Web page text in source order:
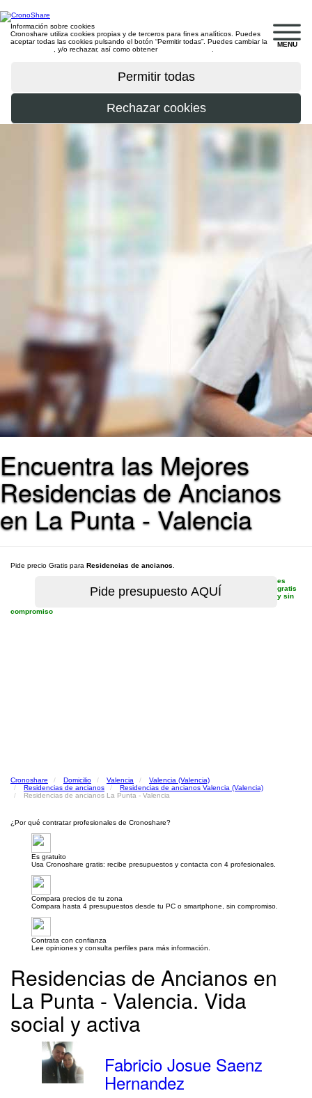
MENU
Información sobre cookies
Cronoshare utiliza cookies propias y de terceros para fines analíticos. Puedes
aceptar todas las cookies pulsando el botón “Permitir todas”. Puedes cambiar la
, y/o rechazar, así como obtener
Encuentra las Mejores
Residencias de Ancianos
en La Punta - Valencia
Pide precio Gratis para Residencias de ancianos
es
gratis
y sin
compromiso
Cronoshare Domicilio Valencia
Valencia (Valencia)
Residencias de ancianos
Residencias de ancianos Valencia (Valencia)
Residencias de ancianos La Punta - Valencia
¿Por qué contratar profesionales de Cronoshare?
Es gratuito
Usa Cronoshare gratis: recibe presupuestos y contacta con 4 profesionales.
Compara precios de tu zona
Compara hasta 4 presupuestos desde tu PC o smartphone, sin compromiso.
Contrata con confianza
Lee opiniones y consulta perfiles para más información.
Residencias de Ancianos en
La Punta - Valencia. Vida
social y activa
Fabricio Josue Saenz
Hernandez